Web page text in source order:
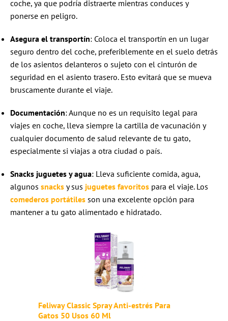
coche, ya que podría distraerte mientras conduces y
ponerse en peligro.
Asegura el transportín: Coloca el transportín en un lugar
seguro dentro del coche, preferiblemente en el suelo detrás
de los asientos delanteros o sujeto con el cinturón de
seguridad en el asiento trasero. Esto evitará que se mueva
bruscamente durante el viaje.
Documentación: Aunque no es un requisito legal para
viajes en coche, lleva siempre la cartilla de vacunación y
cualquier documento de salud relevante de tu gato,
especialmente si viajas a otra ciudad o país.
Snacks juguetes y agua: Lleva suficiente comida, agua,
algunos snacks y sus juguetes favoritos para el viaje. Los
comederos portátiles son una excelente opción para
mantener a tu gato alimentado e hidratado.
Feliway Classic Spray Anti-estrés Para
Gatos 50 Usos 60 Ml